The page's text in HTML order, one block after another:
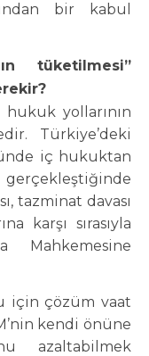
bir kabul
tüketilmesi”
yollarının
Türkiye’deki
iç hukuktan
gerçekleştiğinde
tazminat davası
karşı sırasıyla
Mahkemesine
için çözüm vaat
kendi önüne
azaltabilmek